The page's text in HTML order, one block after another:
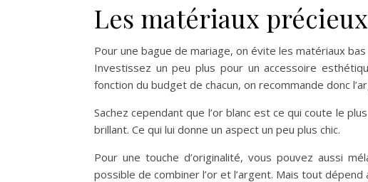
Les matériaux
Pour une bague de mariage, on évite les matériaux
Investissez un peu plus pour un accessoire
fonction du budget de chacun, on recommande donc
Sachez cependant que l’or blanc est ce qui coute le
brillant. Ce qui lui donne un aspect un peu plus chic.
Pour une touche d’originalité, vous pouvez aussi
possible de combiner l’or et l’argent. Mais tout